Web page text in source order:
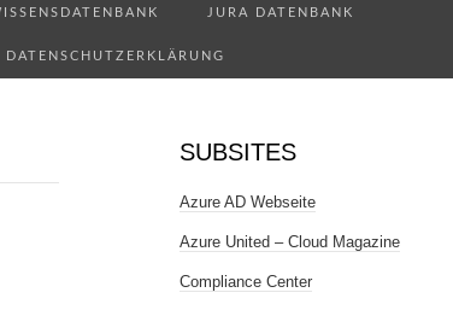
JURA DATENBANK
DATENSCHUTZERKLÄRUNG
SUBSITES
Azure AD Webseite
Azure United – Cloud Magazine
Compliance Center